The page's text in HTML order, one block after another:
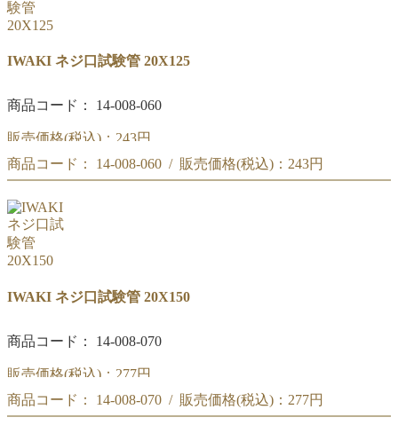
IWAKI ネジ口試験管 20X125
商品コード： 14-008-060
販売価格(税込)： 243円
(#074)IWAKI ネジ口試験管 20X125
商品コード： 14-008-060 / 販売価格(税込)： 243円
(#074)IWAKI ネジ口試験管 20X125
IWAKI ネジ口試験管 20X150
商品コード： 14-008-070
販売価格(税込)： 277円
(#075)IWAKI ネジ口試験管 20X150
商品コード： 14-008-070 / 販売価格(税込)： 277円